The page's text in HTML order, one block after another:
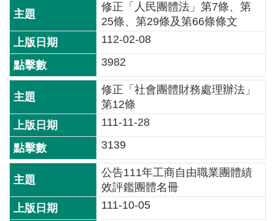
修正「人民團體法」第7條、第
25條、第29條及第66條條文
112-02-08
3982
修正「社會團體財務處理辦法」
第12條
111-11-28
3139
公告111年工商自由職業團體績
效評鑑團體名冊
111-10-05